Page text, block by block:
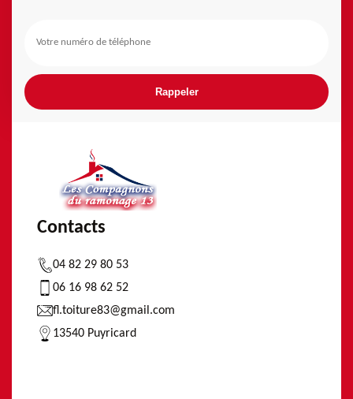
Contacts
04 82 29 80 53
06 16 98 62 52
fl.toiture83@gmail.com
13540 Puyricard